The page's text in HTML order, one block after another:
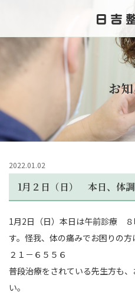
お
2022.01.02
1月２日（日） 本日、体
1月2日（日）本日は午前診療
す。怪我、体の痛みでお困りの
２１－６５５６
普段治療をされている先生方も
い。